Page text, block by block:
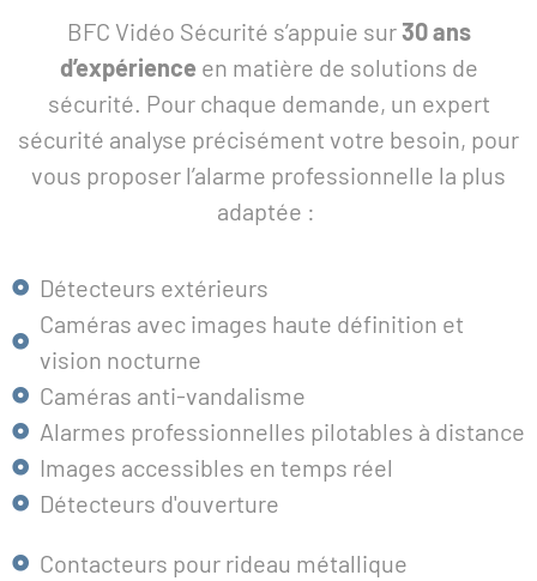
BFC Vidéo Sécurité s’appuie sur30 ans
d’expérience en matière de solutions de
sécurité. Pour chaque demande, un expert
sécurité analyse précisément votre besoin, pour
vous proposer l’alarme professionnelle la plus
adaptée :
Détecteurs extérieurs
Caméras avec images haute définition et
vision nocturne
Caméras anti-vandalisme
Alarmes professionnelles pilotables à distance
Images accessibles en temps réel
Détecteurs d'ouverture
Contacteurs pour rideau métallique